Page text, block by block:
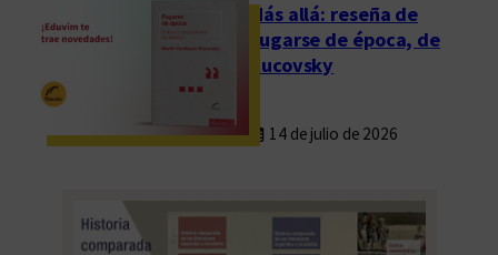
Más allá: reseña de
Fugarse de época, de
Rucovsky
14 de julio de 2026